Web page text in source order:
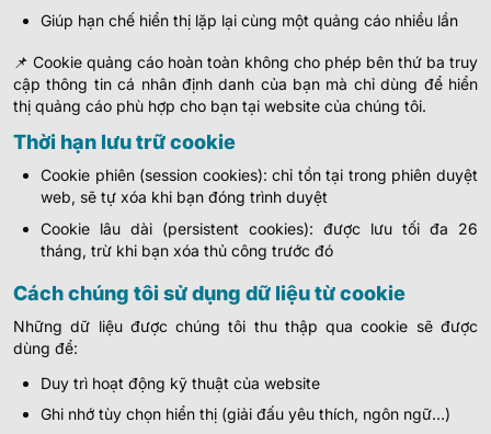
Giúp hạn chế hiển thị lặp lại cùng một quảng cáo nhiều lần
📌 Cookie quảng cáo hoàn toàn không cho phép bên thứ ba truy
cập thông tin cá nhân định danh của bạn mà chỉ dùng để hiển
thị quảng cáo phù hợp cho bạn tại website của chúng tôi.
Thời hạn lưu trữ cookie
Cookie phiên (session cookies): chỉ tồn tại trong phiên duyệt
web, sẽ tự xóa khi bạn đóng trình duyệt
Cookie lâu dài (persistent cookies): được lưu tối đa 26
tháng, trừ khi bạn xóa thủ công trước đó
Cách chúng tôi sử dụng dữ liệu từ cookie
Những dữ liệu được chúng tôi thu thập qua cookie sẽ được
dùng để:
Duy trì hoạt động kỹ thuật của website
Ghi nhớ tùy chọn hiển thị (giải đấu yêu thích, ngôn ngữ…)